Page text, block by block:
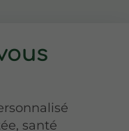
santé